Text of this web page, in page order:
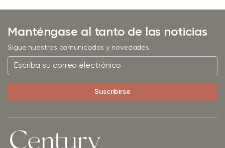
Manténgase al tanto de las noticias
Sigue nuestros comunicados y novedades.